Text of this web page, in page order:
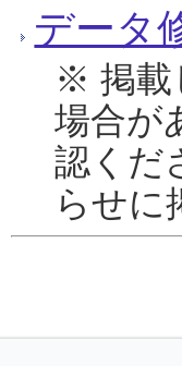
データ
※ 掲載
場合が
認くだ
らせに